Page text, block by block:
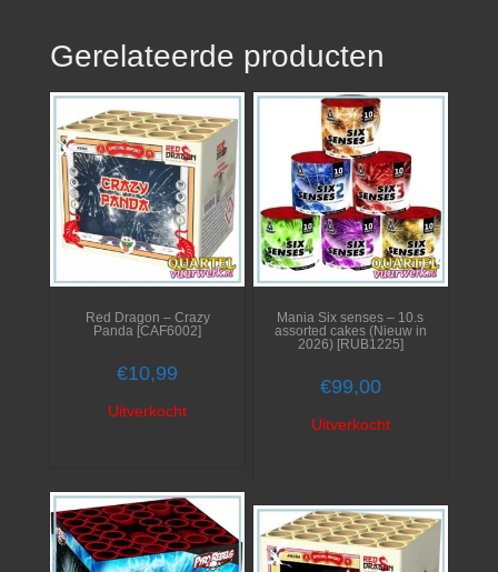
Gerelateerde producten
Red Dragon – Crazy
Panda [CAF6002]
€10,99
Uitverkocht
Mania Six senses – 10.s
assorted cakes (Nieuw in
2026) [RUB1225]
€99,00
Uitverkocht